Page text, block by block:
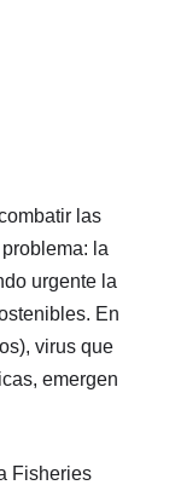
las
la
urgente la
En
virus que
emergen
Fisheries